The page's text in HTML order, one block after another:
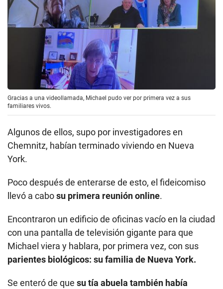
Gracias a una videollamada, Michael pudo ver por primera vez a sus
familiares vivos.
Algunos de ellos, supo por investigadores en
Chemnitz, habían terminado viviendo en Nueva
York.
Poco después de enterarse de esto, el fideicomiso
llevó a cabosu primera reunión online.
Encontraron un edificio de oficinas vacío en la ciudad
con una pantalla de televisión gigante para que
Michael viera y hablara, por primera vez, con sus
parientes biológicos: su familia de Nueva York.
Se enteró de que su tía abuela también había